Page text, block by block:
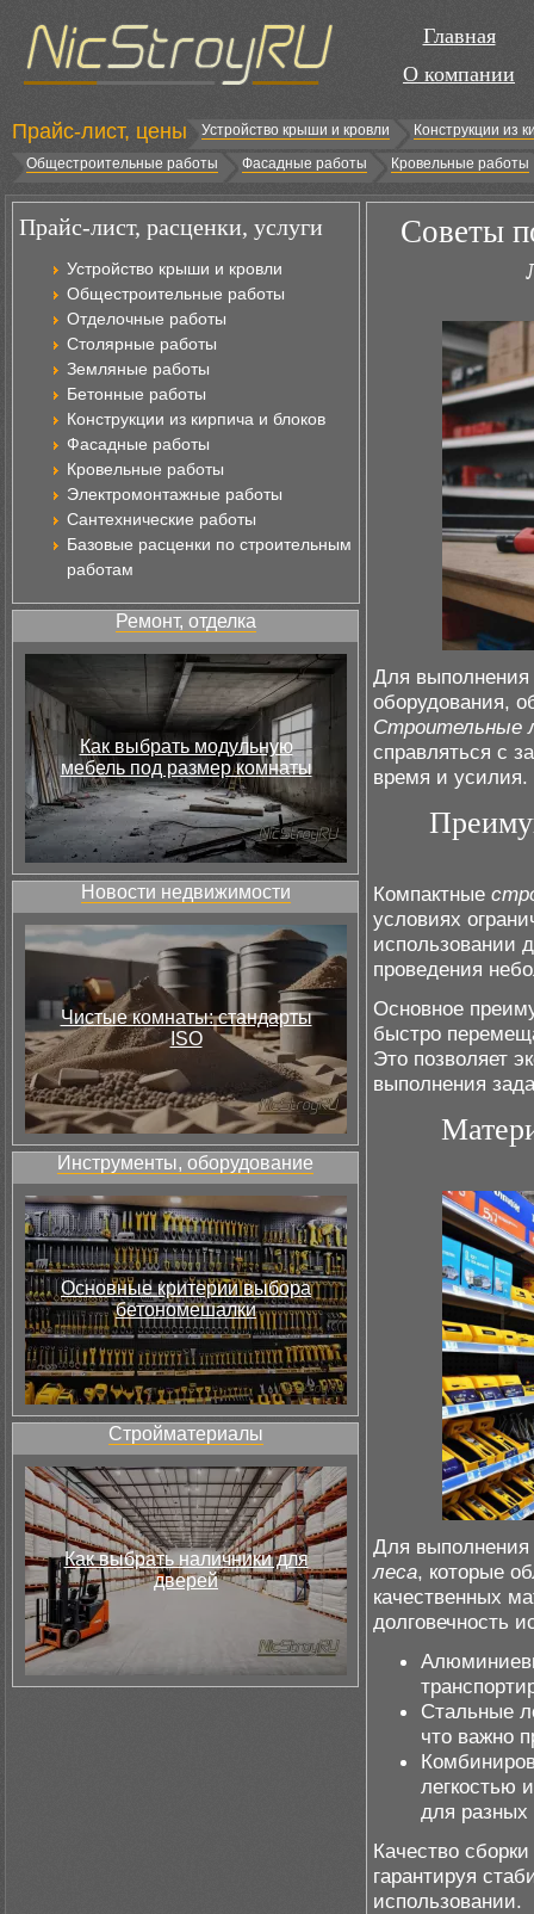
Главная
О компании
Прайс-лист, цены Устройство крыши и кровли
Конструкции из
Общестроительные работы
Фасадные работы Кровельные работы
Прайс-лист, расценки, услуги
Устройство крыши и кровли
Общестроительные работы
Отделочные работы
Столярные работы
Земляные работы
Бетонные работы
Конструкции из кирпича и блоков
Фасадные работы
Кровельные работы
Электромонтажные работы
Сантехнические работы
Базовые расценки по строительным
работам
Ремонт, отделка
Как выбрать модульную
мебель под размер комнаты
Новости недвижимости
Чистые комнаты: стандарты
ISO
Инструменты, оборудование
Основные критерии выбора
бетономешалки
Стройматериалы
Как выбрать наличники для
дверей
Советы
Для выполнения
оборудования,
Строительные
справляться с
время и усилия.
Компактные
условиях
использовании
проведения
Основное
быстро
Это позволяет
выполнения
Для выполнения
леса, которые
качественных
долговечность
Стальные
что важно
легкостью
для
Качество
гарантируя
использовании.